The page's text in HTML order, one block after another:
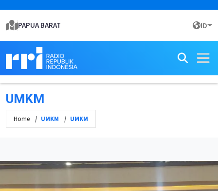
PAPUA BARAT ID
UMKM
Home UMKM UMKM